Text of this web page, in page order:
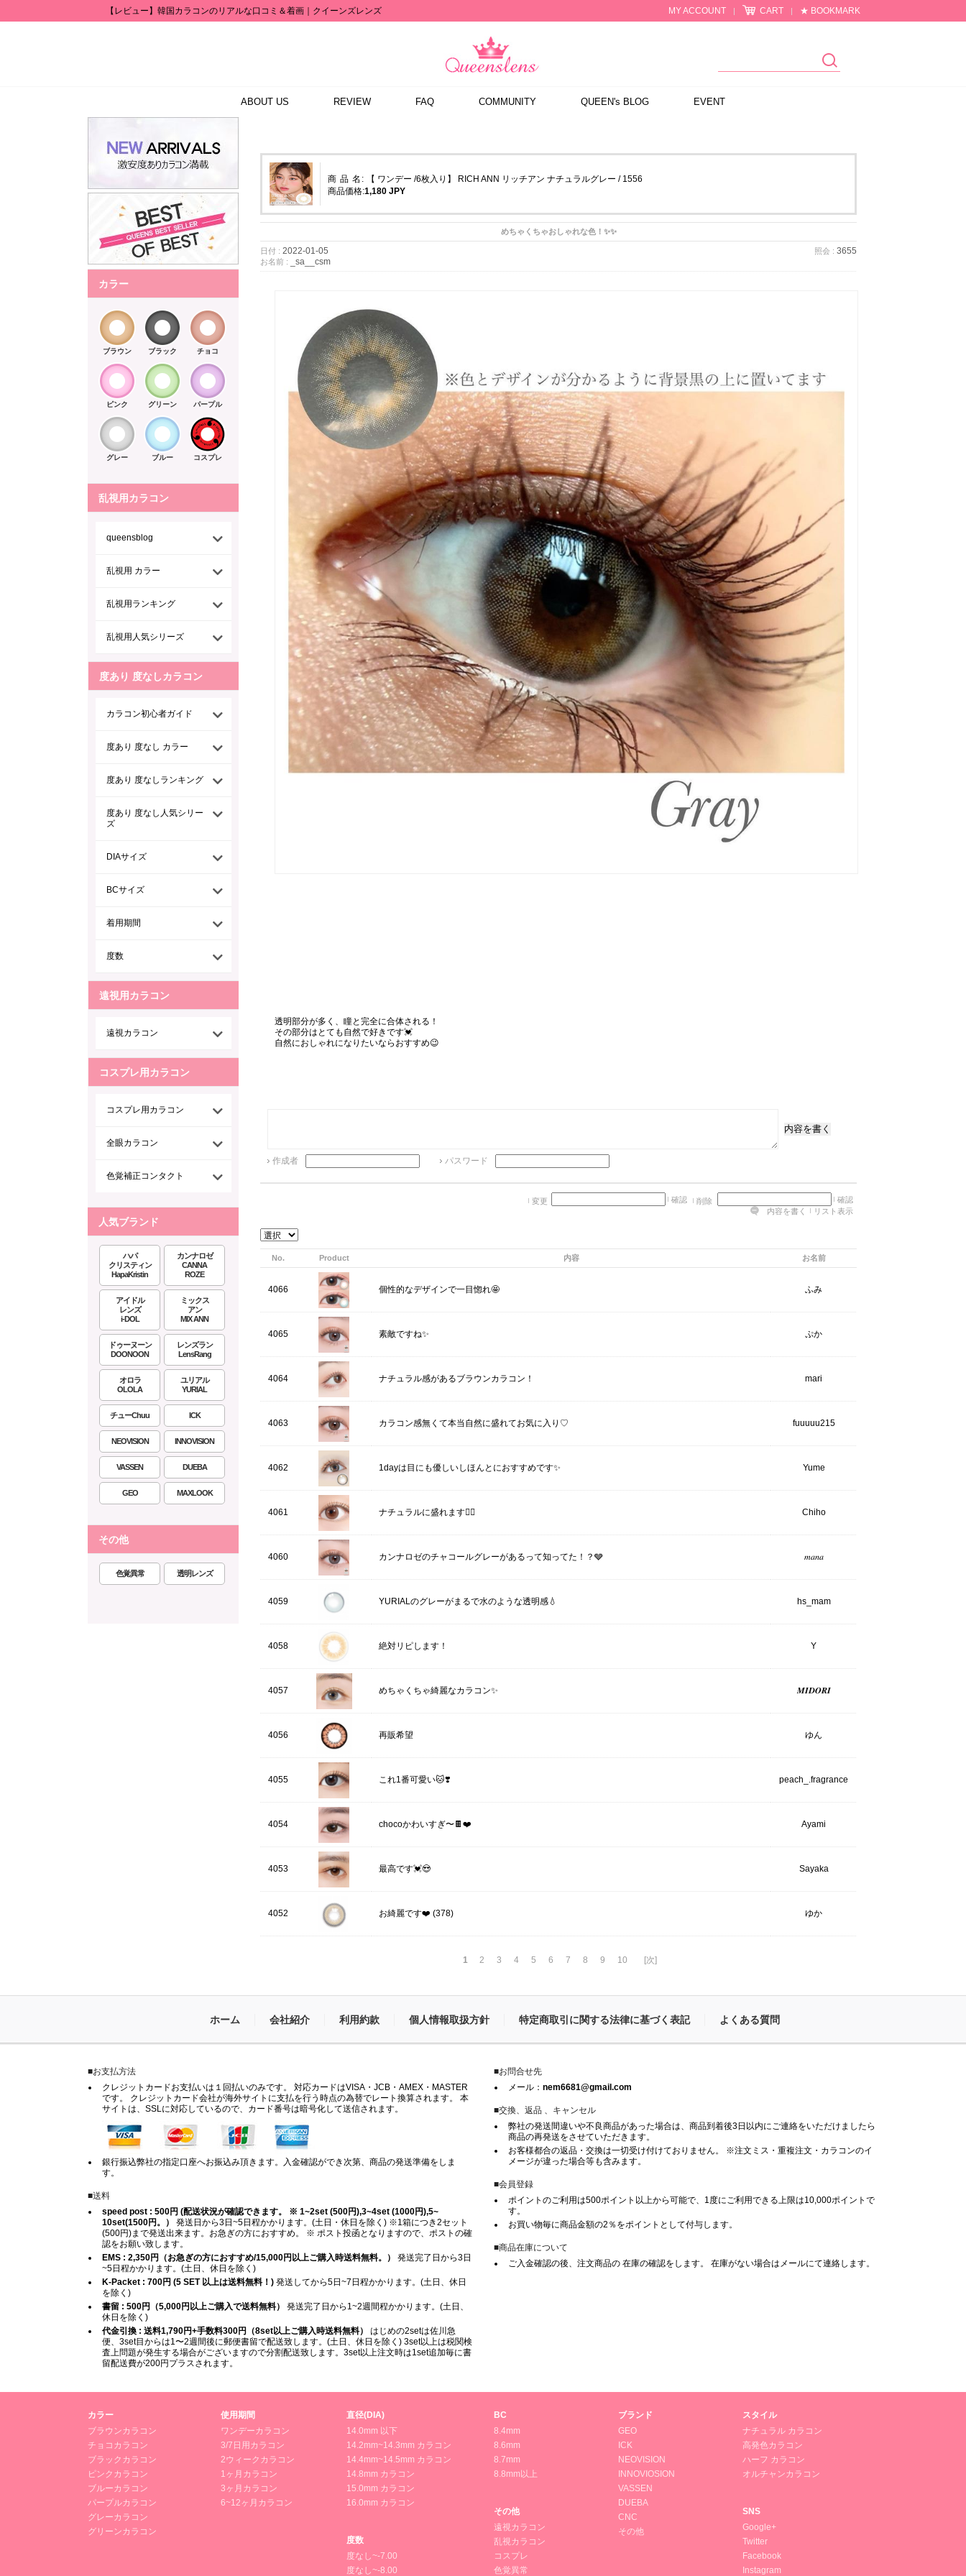
【レビュー】韓国カラコンのリアルな口コミ＆着画｜クイーンズレンズ MY ACCOUNT | CART | ★ BOOKMARK
ABOUT US REVIEW FAQ COMMUNITY QUEEN's BLOG EVENT
カラー
ブラウン ブラック チョコ
ピンク グリーン パープル
グレー ブルー コスプレ
乱視用カラコン
queensblog
乱視用 カラー
乱視用ランキング
乱視用人気シリーズ
度あり 度なしカラコン
カラコン初心者ガイド
度あり 度なし カラー
度あり 度なしランキング
度あり 度なし人気シリー
ズ
DIAサイズ
BCサイズ
着用期間
度数
遠視用カラコン
遠視カラコン
コスプレ用カラコン
コスプレ用カラコン
全眼カラコン
色覚補正コンタクト
人気ブランド
ハパ
クリスティン
HapaKristin
カンナロゼ
CANNA
ROZE
アイドル
レンズ
i-DOL
ミックス
アン
MIX ANN
ドゥーヌーン
DOONOON
レンズラン
LensRang
オロラ
OLOLA
ユリアル
YURIAL
チューChuu ICK
NEOVISION INNOVISION
VASSEN DUEBA
GEO MAXLOOK
その他
色覚異常 透明レンズ
商 品 名:
【 ワンデー /6枚入り】 RICH ANN リッチアン ナチュラルグレー / 1556
商品価格:1,180 JPY
めちゃくちゃおしゃれな色！✨✨
日付 : 2022-01-05
お名前 : _sa__csm
照会 : 3655
透明部分が多く、瞳と完全に合体される！
その部分はとても自然で好きです💓
自然におしゃれになりたいならおすすめ😉
内容を書く
作成者 パスワード
変更 確認 削除
確認
内容を書く
リスト表示
No. Product 内容 お名前
4066 個性的なデザインで一目惚れ🤩 ふみ
4065 素敵ですね✨ ぷか
4064 ナチュラル感があるブラウンカラコン！ mari
4063 カラコン感無くて本当自然に盛れてお気に入り♡ fuuuuu215
4062 1dayは目にも優しいしほんとにおすすめです✨ Yume
4061 ナチュラルに盛れます🙆‍♀️ Chiho
4060 カンナロゼのチャコールグレーがあるって知ってた！？🩶 𝑚𝑎𝑛𝑎
4059 YURIALのグレーがまるで水のような透明感💧 hs_mam
4058 絶対リピします！ Y
4057 めちゃくちゃ綺麗なカラコン✨ 𝑴𝑰𝑫𝑶𝑹𝑰
4056 再販希望 ゆん
4055 これ1番可愛い🐱❣️ peach_.fragrance
4054 chocoかわいすぎ〜🍫❤️ Ayami
4053 最高です💓😍 Sayaka
4052 お綺麗です❤️ (378) ゆか
1 2 3 4 5 6 7 8 9 10 [次]
ホーム 会社紹介 利用約款 個人情報取扱方針 特定商取引に関する法律に基づく表記 よくある質問
■お支払方法
クレジットカードお支払いは１回払いのみです。 対応カードはVISA・JCB・AMEX・MASTER
です。 クレジットカード会社が海外サイトに支払を行う時点の為替でレート換算されます。 本
サイトは、SSLに対応しているので、カード番号は暗号化して送信されます。
銀行振込弊社の指定口座へお振込み頂きます。入金確認ができ次第、商品の発送準備をしま
す。
■送料
speed post : 500円 (配送状況が確認できます。 ※ 1~2set (500円),3~4set (1000円),5~
10set(1500円。）
発送日から3日~5日程かかります。(土日・休日を除く) ※1箱につき2セット
(500円)まで発送出来ます。お急ぎの方におすすめ。 ※ ポスト投函となりますので、ポストの確
認をお願い致します。
EMS : 2,350円（お急ぎの方におすすめ/15,000円以上ご購入時送料無料。）
発送完了日から3日
~5日程かかります。(土日、休日を除く)
K-Packet : 700円 (5 SET 以上は送料無料！) 発送してから5日~7日程かかります。(土日、休日
を除く)
書留 : 500円（5,000円以上ご購入で送料無料）
発送完了日から1~2週間程かかります。(土日、
休日を除く)
代金引換 : 送料1,790円+手数料300円（8set以上ご購入時送料無料）
はじめの2setは佐川急
便、3set目からは1〜2週間後に郵便書留で配送致します。(土日、休日を除く) 3set以上は税関検
査上問題が発生する場合がございますので分割配送致します。3set以上注文時は1set追加毎に書
留配送費が200円プラスされます。
■お問合せ先
メール： nem6681@gmail.com
■交換、返品 、キャンセル
弊社の発送間違いや不良商品があった場合は、商品到着後3日以内にご連絡をいただけましたら
商品の再発送をさせていただきます。
お客様都合の返品・交換は一切受け付けておりません。 ※注文ミス・重複注文・カラコンのイ
メージが違った場合等も含みます。
■会員登録
ポイントのご利用は500ポイント以上から可能で、1度にご利用できる上限は10,000ポイントで
す。
お買い物毎に商品金額の2％をポイントとして付与します。
■商品在庫について
ご入金確認の後、注文商品の 在庫の確認をします。 在庫がない場合はメールにて連絡します。
カラー
ブラウンカラコン
チョコカラコン
ブラックカラコン
ピンクカラコン
ブルーカラコン
パープルカラコン
グレーカラコン
グリーンカラコン
使用期間
ワンデーカラコン
3/7日用カラコン
2ウィークカラコン
1ヶ月カラコン
3ヶ月カラコン
6~12ヶ月カラコン
直径(DIA)
14.0mm 以下
14.2mm~14.3mm カラコン
14.4mm~14.5mm カラコン
14.8mm カラコン
15.0mm カラコン
16.0mm カラコン
度数
度なし~-7.00
度なし~-8.00
BC
8.4mm
8.6mm
8.7mm
8.8mm以上
その他
遠視カラコン
乱視カラコン
コスプレ
色覚異常
ブランド
GEO
ICK
NEOVISION
INNOVIOSION
VASSEN
DUEBA
CNC
その他
スタイル
ナチュラル カラコン
高発色カラコン
ハーフ カラコン
オルチャンカラコン
SNS
Google+
Twitter
Facebook
Instagram